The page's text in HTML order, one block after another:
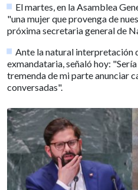
El martes, en la Asamblea
"una mujer que provenga de
próxima secretaria general de
Ante la natural interpretación
exmandataria, señaló hoy:
tremenda de mi parte anunciar
conversadas".